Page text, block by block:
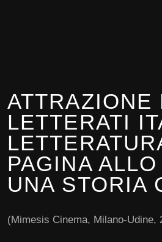
ATTRAZIONE
LETTERATI
PAGINA
UNA STORIA
(Mimesis Cinema, Milano-Udine,